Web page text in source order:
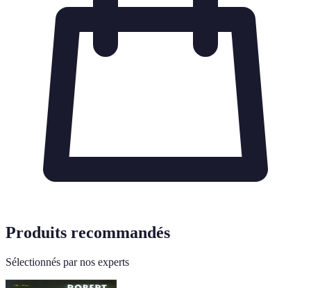
Produits recommandés
Sélectionnés par nos experts